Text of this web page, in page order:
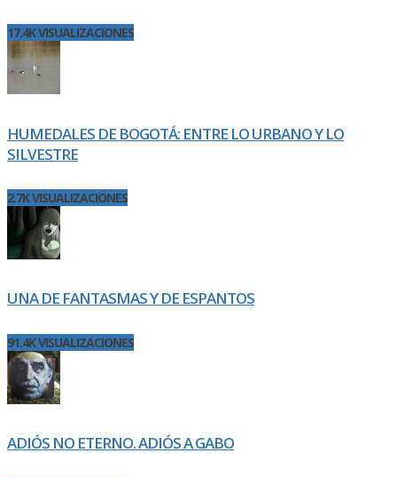
17.4K VISUALIZACIONES
HUMEDALES DE BOGOTÁ: ENTRE LO URBANO Y LO
SILVESTRE
2.7K VISUALIZACIONES
UNA DE FANTASMAS Y DE ESPANTOS
91.4K VISUALIZACIONES
ADIÓS NO ETERNO. ADIÓS A GABO